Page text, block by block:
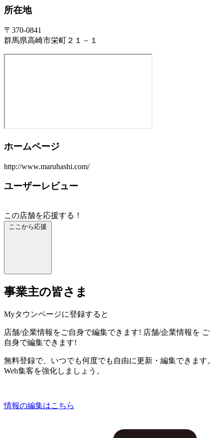
所在地
〒370-0841
群馬県高崎市栄町２１－１
ホームページ
http://www.maruhashi.com/
ユーザーレビュー
この店舗を応援する！
ここから応援
事業主の皆さま
Myタウンページに登録すると
店舗/企業情報をご自身で編集できます! 店舗/企業情報を ご
自身で編集できます!
無料登録で、いつでも何度でも自由に更新・編集できます。
Web集客を強化しましょう。
情報の編集はこちら